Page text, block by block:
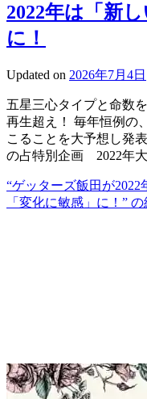
2022年は「新
に！
Updated on 2026年7月4日
五星三心タイプと命数
再生超え！ 毎年恒例の
こることを大予想し発
の占特別企画 2022年
“ゲッターズ飯田が2022
「変化に敏感」に！” の